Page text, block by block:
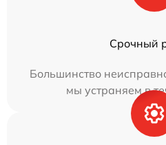
Срочный
Большинство
мы устраняем в